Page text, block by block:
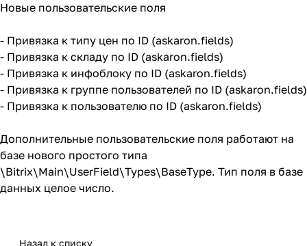
Новые пользовательские поля
- Привязка к типу цен по ID (askaron.fields)
- Привязка к складу по ID (askaron.fields)
- Привязка к инфоблоку по ID (askaron.fields)
- Привязка к группе пользователей по ID (askaron.fields)
- Привязка к пользователю по ID (askaron.fields)
Дополнительные пользовательские поля работают на
базе нового простого типа
\Bitrix\Main\UserField\Types\BaseType. Тип поля в базе
данных целое число.
Назад к списку